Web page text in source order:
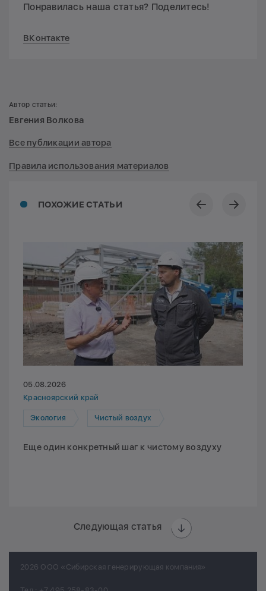
Понравилась наша статья? Поделитесь!
ВКонтакте
ПОХОЖИЕ СТАТЬИ
05.08.2026
Красноярский край
Экология Чистый воздух
Еще один конкретный шаг к чистому воздуху
Следующая статья
Автор статьи:
Евгения Волкова
Все публикации автора
Правила использования материалов
2026 ООО «Сибирская генерирующая компания»